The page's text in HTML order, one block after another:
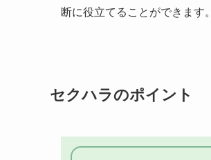
断に役立てることができます。
セクハラのポイント